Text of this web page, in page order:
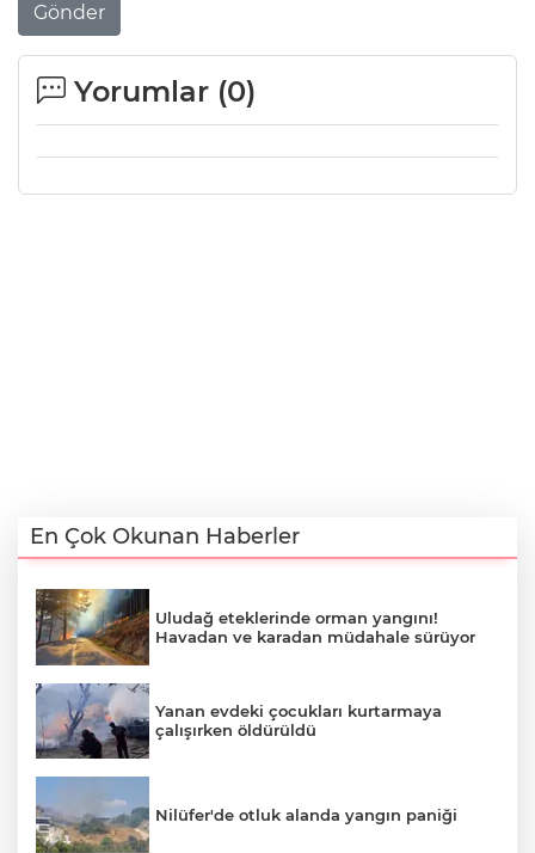
Gönder
Yorumlar (0)
En Çok Okunan Haberler
Uludağ eteklerinde orman yangını!
Havadan ve karadan müdahale sürüyor
Yanan evdeki çocukları kurtarmaya
çalışırken öldürüldü
Nilüfer'de otluk alanda yangın paniği